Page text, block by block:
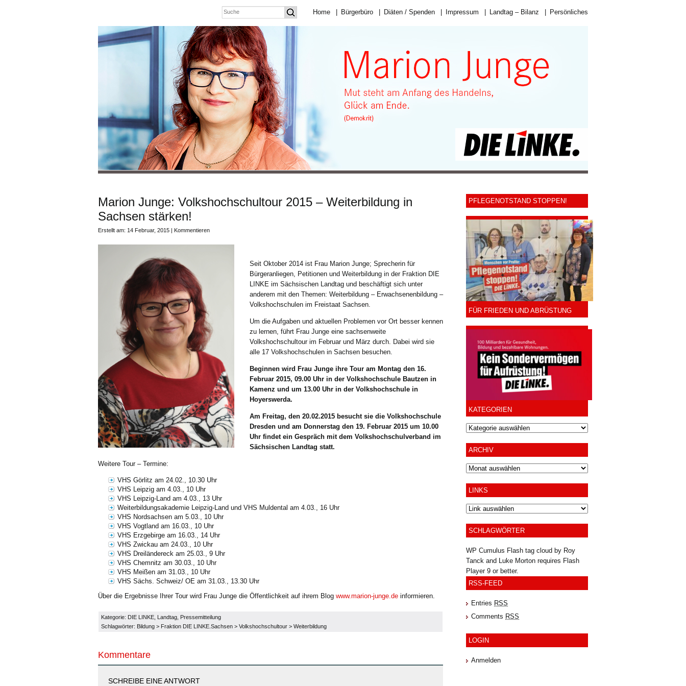
Home Bürgerbüro Diäten / Spenden Impressum Landtag – Bilanz Persönliches
Marion Junge: Volkshochschultour 2015 – Weiterbildung in
Sachsen stärken!
Erstellt am: 14 Februar, 2015 | Kommentieren
Seit Oktober 2014 ist Frau Marion Junge; Sprecherin für
Bürgeranliegen, Petitionen und Weiterbildung in der Fraktion DIE
LINKE im Sächsischen Landtag und beschäftigt sich unter
anderem mit den Themen: Weiterbildung – Erwachsenenbildung –
Volkshochschulen im Freistaat Sachsen.
Um die Aufgaben und aktuellen Problemen vor Ort besser kennen
zu lernen, führt Frau Junge eine sachsenweite
Volkshochschultour im Februar und März durch. Dabei wird sie
alle 17 Volkshochschulen in Sachsen besuchen.
Beginnen wird Frau Junge ihre Tour am Montag den 16.
Februar 2015, 09.00 Uhr in der Volkshochschule Bautzen in
Kamenz und um 13.00 Uhr in der Volkshochschule in
Hoyerswerda.
Am Freitag, den 20.02.2015 besucht sie die Volkshochschule
Dresden und am Donnerstag den 19. Februar 2015 um 10.00
Uhr findet ein Gespräch mit dem Volkshochschulverband im
Sächsischen Landtag statt.
Weitere Tour – Termine:
VHS Görlitz am 24.02., 10.30 Uhr
VHS Leipzig am 4.03., 10 Uhr
VHS Leipzig-Land am 4.03., 13 Uhr
Weiterbildungsakademie Leipzig-Land und VHS Muldental am 4.03., 16 Uhr
VHS Nordsachsen am 5.03., 10 Uhr
VHS Vogtland am 16.03., 10 Uhr
VHS Erzgebirge am 16.03., 14 Uhr
VHS Zwickau am 24.03., 10 Uhr
VHS Dreiländereck am 25.03., 9 Uhr
VHS Chemnitz am 30.03., 10 Uhr
VHS Meißen am 31.03., 10 Uhr
VHS Sächs. Schweiz/ OE am 31.03., 13.30 Uhr
Über die Ergebnisse Ihrer Tour wird Frau Junge die Öffentlichkeit auf ihrem Blog www.marion-junge.de informieren.
Kategorie: DIE LINKE Landtag Pressemitteilung
Schlagwörter: Bildung > Fraktion DIE LINKE.Sachsen > Volkshochschultour > Weiterbildung
Kommentare
SCHREIBE EINE ANTWORT
PFLEGENOTSTAND STOPPEN!
FÜR FRIEDEN UND ABRÜSTUNG
KATEGORIEN
ARCHIV
Archiv
LINKS
SCHLAGWÖRTER
WP Cumulus Flash tag cloud by Roy
Tanck and Luke Morton requires Flash
Player9 or better.
RSS-FEED
Entries RSS
Comments RSS
LOGIN
Anmelden